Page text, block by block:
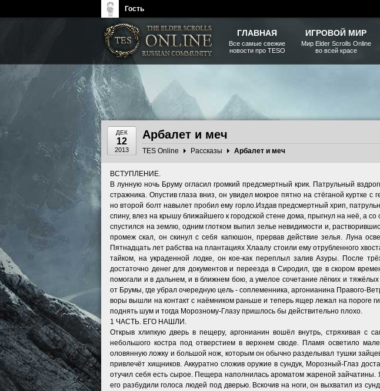
ДЕК
12
2013
Арбалет и меч
TES Online Рассказы Арбалет и меч
ВСТУПЛЕНИЕ.
В лунную ночь Бруму огласил громкий предсмертный крик. Патрульный
стражника. Опустив глаза вниз, он увидел мокрое пятно на стёганой
но второй болт навылет пробил ему горло.Издав предсмертный хрип,
спину, влез на крышу ближайшего к городской стене дома, прыгнул на неё, а
спустился на землю, одним глотком выпил зелье невидимости и,
промеж скал, он скинул с себя капюшон, прервав действие зелья. Луна
Пятнадцать лет рабства на плантациях Хлаалу стоили ему отрубленного
тайком, на украденной лодке, он кое-как переплыл залив Азуры. После
достаточно денег для документов и переезда в Сиродил, где в скором
помогали и в дальнем, и в ближнем бою, а умелое сочетание лёгких и
от Брумы, где убрал очередную цель - соплеменника, аргонианина Правого-
воры вышли на контакт с наёмником раньше и теперь ящер лежал на пороге
поднять шум и тогда Морозному-Глазу пришлось бы действительно плохо.
1 ЧАСТЬ. ЕГО НАШЛИ.
Открыв хлипкую дверь в пещеру, аргонианин вошёл внутрь, стряхивая с
небольшого костра под отверстием в верхнем своде. Пламя осветило
оловянную ложку и большой нож, которым он обычно разделывал тушки
привлечёт хищников. Аккуратно сложив оружие в сундук, Морозный-Глаз
отучил себя есть сырое. Пещера наполнилась ароматом жареной
его разбудили голоса людей под дверью. Вскочив на ноги, он выхватил из
The Elder Scrolls, Fallout,
Bethesda Softworks - статьи,
новости, дополнения
ГЛАВНАЯ
Все самые свежие
новости про TESO
ИГРОВОЙ МИР
Мир Elder Scrolls Online
во всей красе
Гость